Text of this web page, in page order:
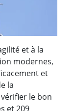
et à la
modernes,
et
la
le bon
et 209